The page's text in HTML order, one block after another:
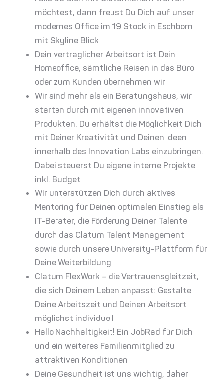
möchtest, dann freust Du Dich auf unser
modernes Office im 19 Stock in Eschborn
mit Skyline Blick
Dein vertraglicher Arbeitsort ist Dein
Homeoffice, sämtliche Reisen in das Büro
oder zum Kunden übernehmen wir
Wir sind mehr als ein Beratungshaus, wir
starten durch mit eigenen innovativen
Produkten. Du erhältst die Möglichkeit Dich
mit Deiner Kreativität und Deinen Ideen
innerhalb des Innovation Labs einzubringen.
Dabei steuerst Du eigene interne Projekte
inkl. Budget
Wir unterstützen Dich durch aktives
Mentoring für Deinen optimalen Einstieg als
IT-Berater, die Förderung Deiner Talente
durch das Clatum Talent Management
sowie durch unsere University-Plattform für
Deine Weiterbildung
Clatum FlexWork – die Vertrauensgleitzeit,
die sich Deinem Leben anpasst: Gestalte
Deine Arbeitszeit und Deinen Arbeitsort
möglichst individuell
Hallo Nachhaltigkeit! Ein JobRad für Dich
und ein weiteres Familienmitglied zu
attraktiven Konditionen
Deine Gesundheit ist uns wichtig, daher